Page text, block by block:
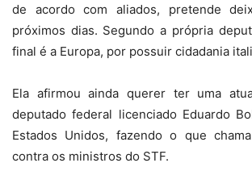
de acordo com aliados, pretende
próximos dias. Segundo a própria
final é a Europa, por possuir cidadania
Ela afirmou ainda querer ter uma
deputado federal licenciado Eduardo
Estados Unidos, fazendo o que
contra os ministros do STF.